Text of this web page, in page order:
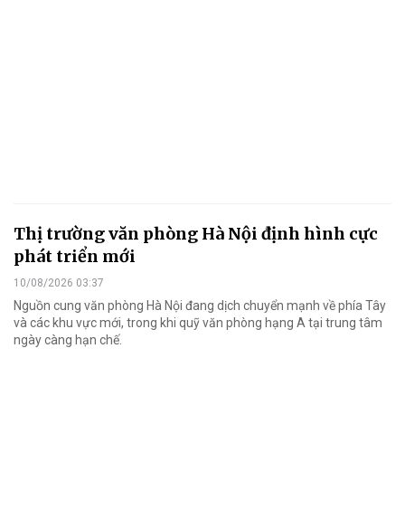
Thị trường văn phòng Hà Nội định hình cực
phát triển mới
10/08/2026 03:37
Nguồn cung văn phòng Hà Nội đang dịch chuyển mạnh về phía Tây
và các khu vực mới, trong khi quỹ văn phòng hạng A tại trung tâm
ngày càng hạn chế.